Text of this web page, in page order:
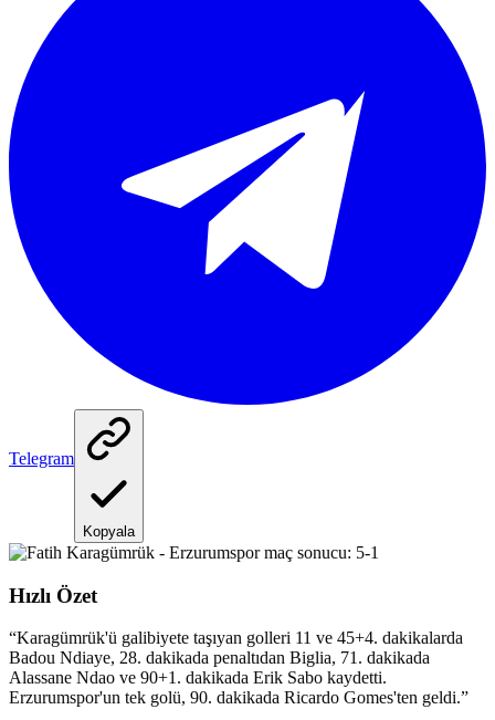
Telegram
Kopyala
Hızlı Özet
“Karagümrük'ü galibiyete taşıyan golleri 11 ve 45+4. dakikalarda
Badou Ndiaye, 28. dakikada penaltıdan Biglia, 71. dakikada
Alassane Ndao ve 90+1. dakikada Erik Sabo kaydetti.
Erzurumspor'un tek golü, 90. dakikada Ricardo Gomes'ten geldi.”